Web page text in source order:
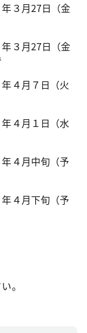
３月27日（金
27日（金
７日（火
１日（水
４月中旬（予
４月下旬（予
。